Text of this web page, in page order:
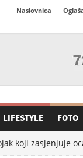
Naslovnica
LIFESTYLE FOTO
koji zasjenjuje